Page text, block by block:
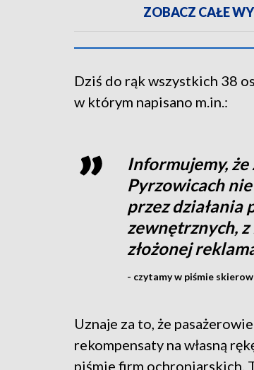
ZOBACZ CAŁE
Dziś do rąk wszystkich 38
w którym napisano m.in.:
Informujemy, że
Pyrzowicach
przez
zewnętrznych,
złożonej
- czytamy w piśmie
Uznaje za to, że
rekompensaty na własną
piśmie firm ochroniarskich.